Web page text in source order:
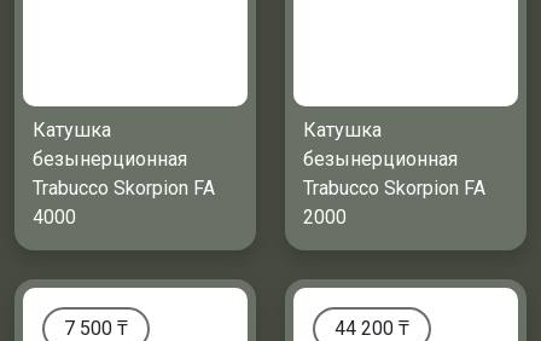
Катушка
безынерционная
Trabucco Skorpion FA
4000
Катушка
безынерционная
Trabucco Skorpion FA
2000
7 500 ₸ 44 200 ₸